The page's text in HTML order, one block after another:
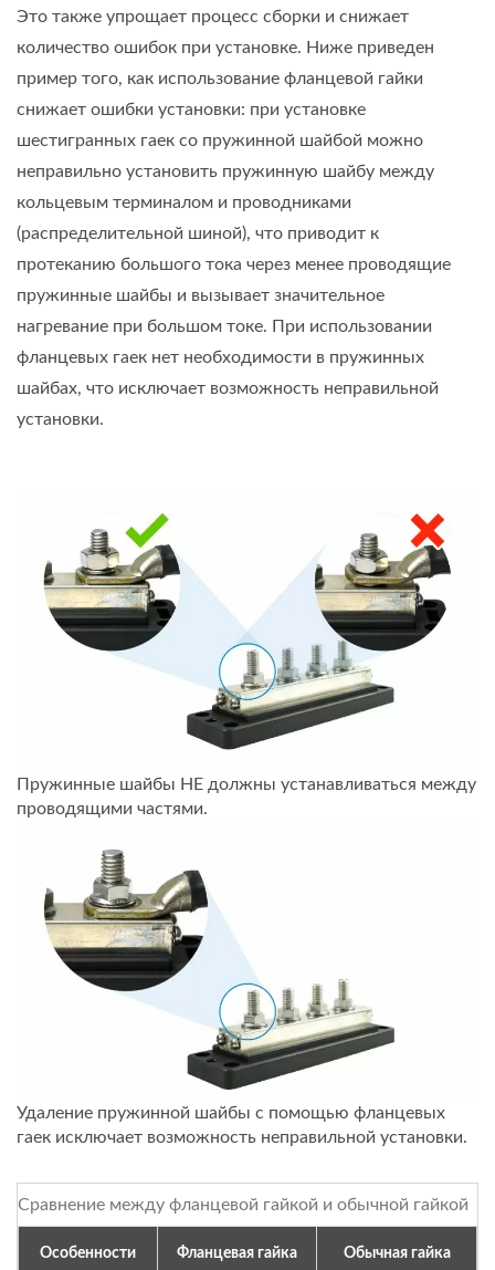
Это также упрощает процесс сборки и снижает
количество ошибок при установке. Ниже приведен
пример того, как использование фланцевой гайки
снижает ошибки установки: при установке
шестигранных гаек со пружинной шайбой можно
неправильно установить пружинную шайбу между
кольцевым терминалом и проводниками
(распределительной шиной), что приводит к
протеканию большого тока через менее проводящие
пружинные шайбы и вызывает значительное
нагревание при большом токе. При использовании
фланцевых гаек нет необходимости в пружинных
шайбах, что исключает возможность неправильной
установки.
Пружинные шайбы НЕ должны устанавливаться между
проводящими частями.
Удаление пружинной шайбы с помощью фланцевых
гаек исключает возможность неправильной установки.
Сравнение между фланцевой гайкой и обычной гайкой
Особенности Фланцевая гайка Обычная гайка